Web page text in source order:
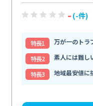
- (-件)
特⻑1
万が一のトラ
特⻑2
素人には難し
特⻑3
地域最安値に